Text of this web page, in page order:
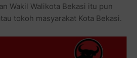
Wakil Walikota Bekasi itu pun
tokoh masyarakat Kota Bekasi.